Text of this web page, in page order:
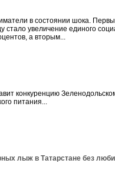
в состоянии шока.
стало увеличение единого
а вторым...
конкуренцию
питания...
лыж в Татарстане без